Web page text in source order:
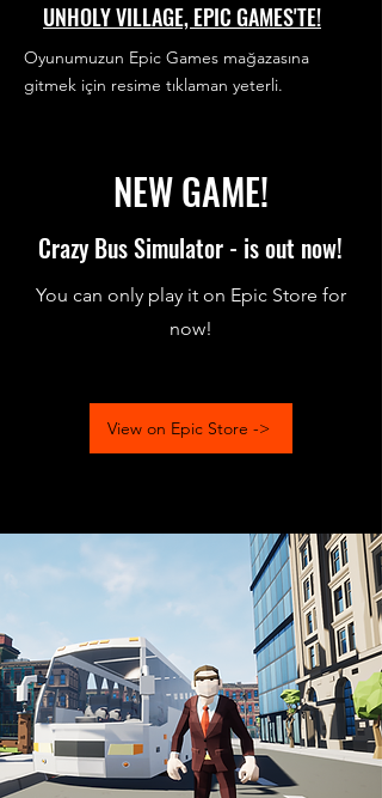
UNHOLY VILLAGE, EPIC GAMES'TE!
Oyunumuzun Epic Games mağazasına
gitmek için resime tıklaman yeterli.
NEW GAME!
Crazy Bus Simulator - is out now!
You can only play it on Epic Store for
now!
View on Epic Store ->